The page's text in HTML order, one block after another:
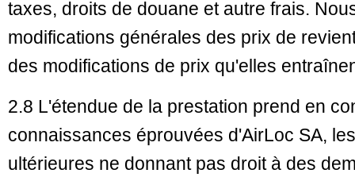
taxes, droits de douane et autre frais.
modifications générales des prix de
des modifications de prix qu'elles
2.8 L'étendue de la prestation prend en
connaissances éprouvées d'AirLoc SA,
ultérieures ne donnant pas droit à des